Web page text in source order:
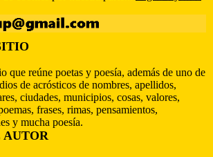
que reúne poetas y poesía, además de uno de
de acrósticos de nombres, apellidos,
ciudades, municipios, cosas, valores,
frases, rimas, pensamientos,
y mucha poesía.
AUTOR